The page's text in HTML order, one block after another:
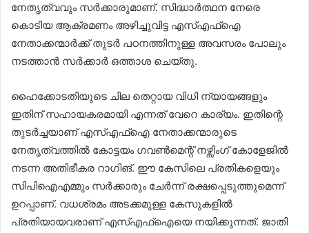
നേതൃത്വവും സര്‍ക്കാരുമാണ്. സിദ്ധാര്‍ത്ഥന നേരെ
കൊടിയ ആക്രമണം അഴിച്ചുവിട്ട എസ്എഫ്ഐ
നേതാക്കന്മാര്‍ക്ക് തുടര്‍ പഠനത്തിനുള്ള അവസരം പോലും
നടത്താന്‍ സര്‍ക്കാര്‍ ഒത്താശ ചെയ്തു.
ഹൈക്കോടതിയുടെ ചില തെറ്റായ വിധി ന്യായങ്ങളും
ഇതിന് സഹായകരമായി എന്നത് വേറെ കാര്യം. ഇതിന്റെ
തുടര്‍ച്ചയാണ് എസ്എഫ്ഐ നേതാക്കന്മാരുടെ
നേതൃത്വത്തില്‍ കോട്ടയം ഗവണ്‍മെന്റ് നഴ്സിംഗ് കോളേജില്‍
നടന്ന അതിഭീകര റാഗിങ്. ഈ കേസിലെ പ്രതികളെയും
സിപിഐഎമ്മും സര്‍ക്കാരും ചേര്‍ന്ന് രക്ഷപ്പെടുത്തുമെന്ന്
ഉറപ്പാണ്. വധശ്രമം അടക്കമുള്ള കേസുകളില്‍
പ്രതിയായവരാണ് എസ്എഫ്ഐയെ നയിക്കുന്നത്. ജാതി